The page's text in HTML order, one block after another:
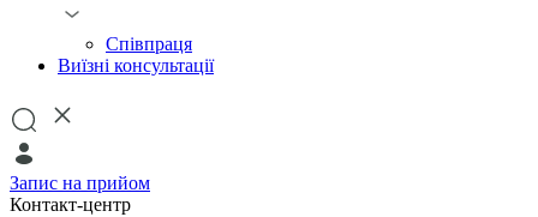
Співпраця
Виїзні консультації
Запис на прийом
Контакт-центр